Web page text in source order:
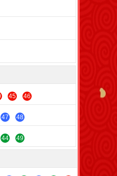
45 46
47 48
44 49